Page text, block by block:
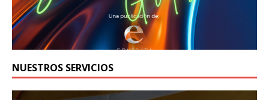
NUESTROS SERVICIOS